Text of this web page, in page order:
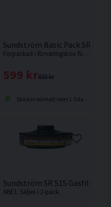
Sundström Basic Pack SR 900
Förpackad i förvaringsbox för dammfri förvaring.
832 kr
599 kr
Skickas normalt inom 1-3 dagar
SR 500
Sundström SR 515 Gasfilter
ABE1. Säljes i 2-pack.